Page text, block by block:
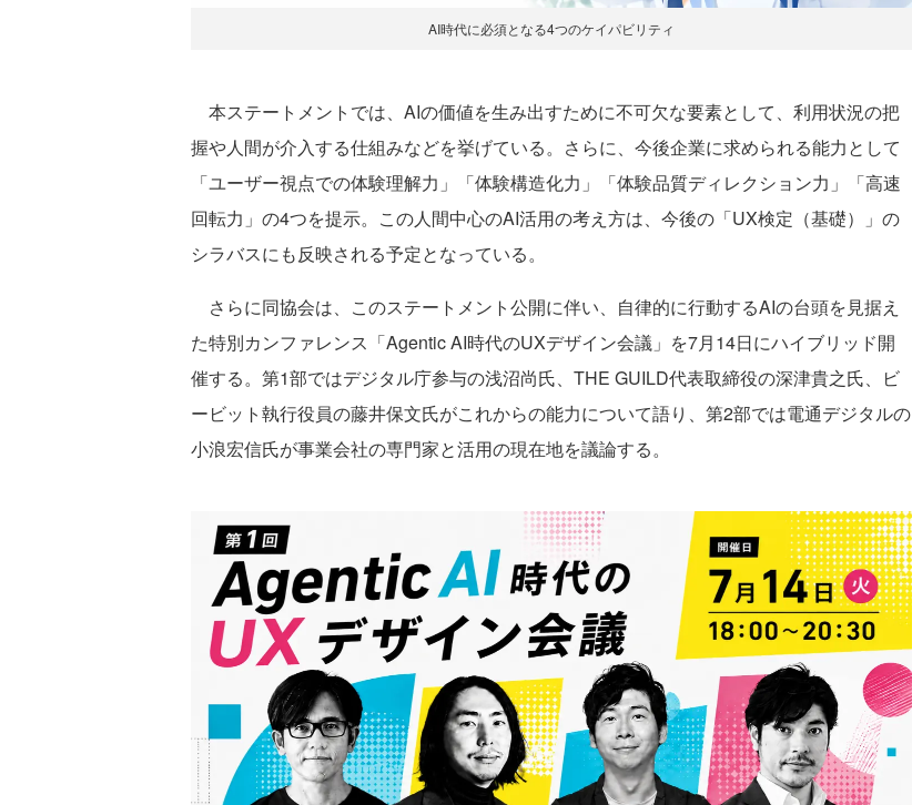
AI時代に必須となる4つのケイパビリティ
本ステートメントでは、AIの価値を生み出すために不可欠な要素として、利用状況の把
握や人間が介入する仕組みなどを挙げている。さらに、今後企業に求められる能力として
「ユーザー視点での体験理解力」「体験構造化力」「体験品質ディレクション力」「高速
回転力」の4つを提示。この人間中心のAI活用の考え方は、今後の「UX検定（基礎）」の
シラバスにも反映される予定となっている。
さらに同協会は、このステートメント公開に伴い、自律的に行動するAIの台頭を見据え
た特別カンファレンス「Agentic AI時代のUXデザイン会議」を7月14日にハイブリッド開
催する。第1部ではデジタル庁参与の浅沼尚氏、THE GUILD代表取締役の深津貴之氏、ビ
ービット執行役員の藤井保文氏がこれからの能力について語り、第2部では電通デジタルの
小浪宏信氏が事業会社の専門家と活用の現在地を議論する。